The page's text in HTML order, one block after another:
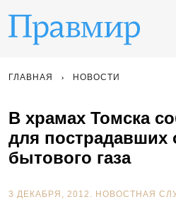
ГЛАВНАЯ НОВОСТИ
В храмах Томска
для пострадавших
бытового газа
3 ДЕКАБРЯ, 2012. НОВОСТНАЯ